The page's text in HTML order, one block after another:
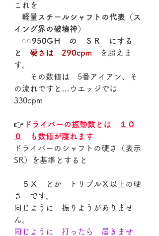
これを
軽量スチールシャフトの代表（ス
イング界の破壊神）
◌◌950GＨ　の　ＳＲ　にする
と 硬さは　290cpm を超えま
す。
その数値は　5番アイアン、そ
の流れですと…ウエッジでは
330cpm
👉 ドライバーの振動数とは
１０
０
も数値が離れます
ドライバーのシャフトの硬さ（表示
SR）を基準とすると
５Ｘ　とか　トリプルＸ以上の硬
さ　です。
同じように　振りようがありませ
ん。
同じように　打ったら　届きませ